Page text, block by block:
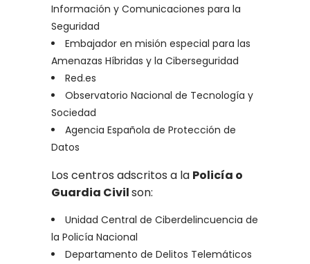
Información y Comunicaciones para la
Seguridad
Embajador en misión especial para las
Amenazas Híbridas y la Ciberseguridad
Red.es
Observatorio Nacional de Tecnología y
Sociedad
Agencia Española de Protección de
Datos
Los centros adscritos a la Policía o
Guardia Civilson:
Unidad Central de Ciberdelincuencia de
la Policía Nacional
Departamento de Delitos Telemáticos